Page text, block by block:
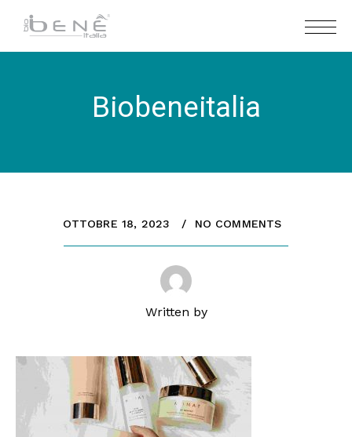
Biobeneitalia
OTTOBRE 18, 2023 NO COMMENTS
Written by